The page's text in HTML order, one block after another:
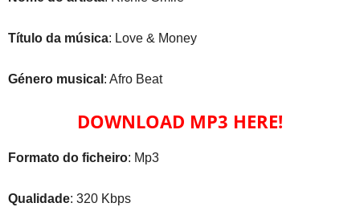
Título da música: Love & Money
Género musical : Afro Beat
DOWNLOAD MP3 HERE!
Formato do ficheiro: Mp3
Qualidade: 320 Kbps